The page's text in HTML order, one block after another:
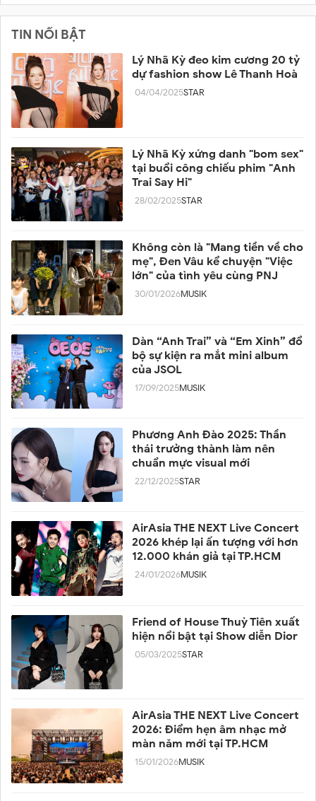
TIN NỔI BẬT
Lý Nhã Kỳ đeo kim cương 20 tỷ
dự fashion show Lê Thanh Hoà
04/04/2025STAR
Lý Nhã Kỳ xứng danh "bom sex"
tại buổi công chiếu phim "Anh
Trai Say Hi"
28/02/2025STAR
Không còn là "Mang tiền về cho
mẹ", Đen Vâu kể chuyện "Việc
lớn" của tình yêu cùng PNJ
30/01/2026MUSIK
Dàn “Anh Trai” và “Em Xinh” đổ
bộ sự kiện ra mắt mini album
của JSOL
17/09/2025MUSIK
Phương Anh Đào 2025: Thần
thái trưởng thành làm nên
chuẩn mực visual mới
22/12/2025STAR
AirAsia THE NEXT Live Concert
2026 khép lại ấn tượng với hơn
12.000 khán giả tại TP.HCM
24/01/2026MUSIK
Friend of House Thuỳ Tiên xuất
hiện nổi bật tại Show diễn Dior
05/03/2025STAR
AirAsia THE NEXT Live Concert
2026: Điểm hẹn âm nhạc mở
màn năm mới tại TP.HCM
15/01/2026MUSIK